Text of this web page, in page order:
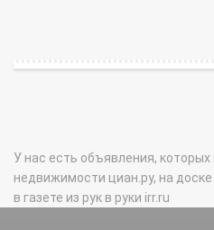
У нас есть объявления, которых
недвижимости циан.ру, на
в газете из рук в руки irr.ru